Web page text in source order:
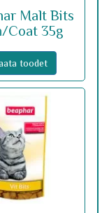
Malt Bits
Coat 35g
toodet